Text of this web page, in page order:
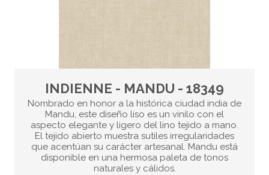
INDIENNE - MANDU - 18349
Nombrado en honor a la histórica ciudad india de
Mandu, este diseño liso es un vinilo con el
aspecto elegante y ligero del lino tejido a mano.
El tejido abierto muestra sutiles irregularidades
que acentúan su carácter artesanal. Mandu está
disponible en una hermosa paleta de tonos
naturales y cálidos.